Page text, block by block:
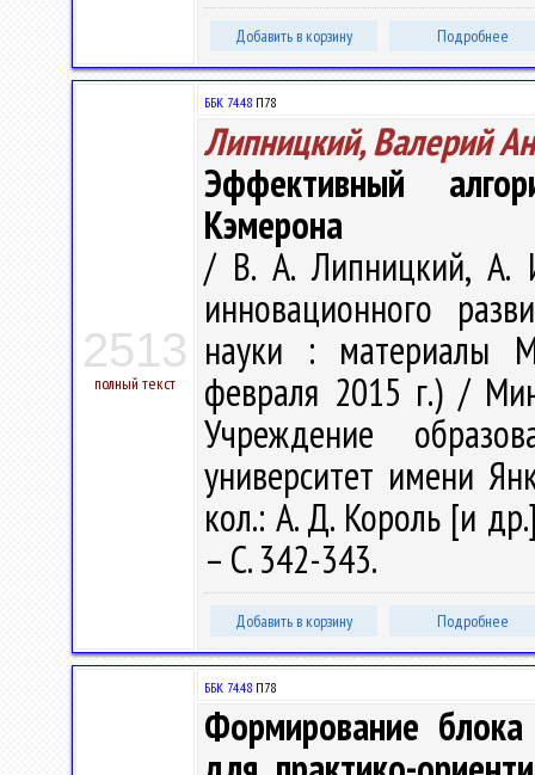
Добавить в корзину Подробнее
2513
полный текст
ББК 74.48 П78
Липницкий, Валерий
Эффективный
Кэмерона
/ В. А. Липницкий, А.
инновационного
науки : материалы
февраля 2015 г.) /
Учреждение
университет имени
кол.: А. Д. Король [и
– С. 342-343.
Добавить в корзину Подробнее
ББК 74.48 П78
Формирование блока